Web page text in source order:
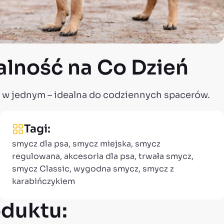
na Co Dzień
jednym – idealna do codziennych spacerów.
Tagi:
smycz dla psa, smycz miejska, smycz
regulowana, akcesoria dla psa, trwała smycz,
smycz Classic, wygodna smycz, smycz z
karabińczykiem